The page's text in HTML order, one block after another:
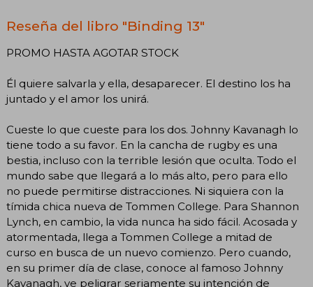
Reseña del libro "Binding 13"
PROMO HASTA AGOTAR STOCK
Él quiere salvarla y ella, desaparecer. El destino los ha
juntado y el amor los unirá.
Cueste lo que cueste para los dos. Johnny Kavanagh lo
tiene todo a su favor. En la cancha de rugby es una
bestia, incluso con la terrible lesión que oculta. Todo el
mundo sabe que llegará a lo más alto, pero para ello
no puede permitirse distracciones. Ni siquiera con la
tímida chica nueva de Tommen College. Para Shannon
Lynch, en cambio, la vida nunca ha sido fácil. Acosada y
atormentada, llega a Tommen College a mitad de
curso en busca de un nuevo comienzo. Pero cuando,
en su primer día de clase, conoce al famoso Johnny
Kavanagh, ve peligrar seriamente su intención de